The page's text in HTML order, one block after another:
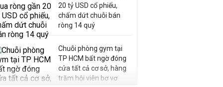
20 tỷ USD cổ phiếu,
chấm dứt chuỗi bán
ròng 14 quý
Chuỗi phòng gym tại
TP HCM bất ngờ đóng
cửa tất cả cơ sở, hàng
trăm hội viên bơ vơ